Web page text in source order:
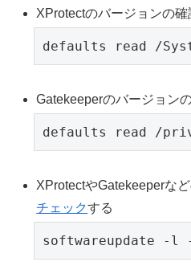
XProtectのバージョンの
defaults read /
Gatekeeperのバージョン
defaults read /
XProtectやGatekeeperな
チェックする
softwareupdate -l